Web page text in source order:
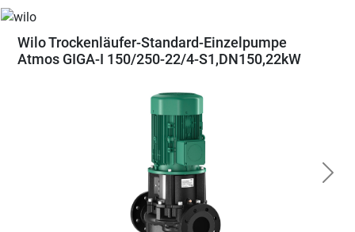
Wilo Trockenläufer-Standard-Einzelpumpe
Atmos GIGA-I 150/250-22/4-S1,DN150,22kW